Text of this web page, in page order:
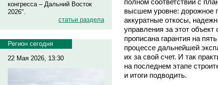
конгресса – Дальний Восток
2026".
статьи раздела
Регион сегодня
22 Мая 2026, 13:30
высшем уровне: дорожное
аккуратные откосы,
управления за этот объект
прописана гарантия на
процессе дальнейшей
их за свой счет. И так
на последнем этапе
и итоги подводить.